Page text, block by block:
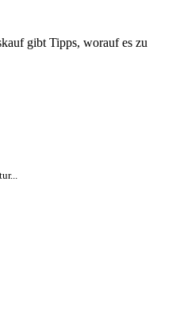
gibt Tipps, worauf es zu